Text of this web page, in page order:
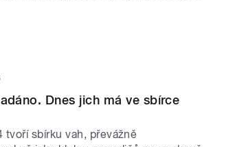
Dnes jich má ve sbírce
tvoří sbírku vah, převážně